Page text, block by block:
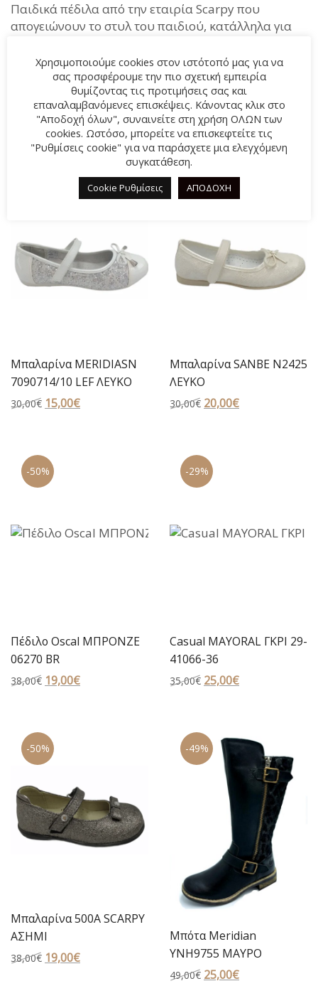
Παιδικά πέδιλα από την εταιρία Scarpy που
απογειώνουν το στυλ του παιδιού, κατάλληλα για
Summer collection 2024
ΣΧΕΤΙΚΆ ΠΡΟΪΌΝΤΑ
Μπαλαρίνα MERIDIASN
7090714/10 LEF ΛΕΥΚΟ
30,00€ Original
30,00€.
15,00€Η
-33%
Μπαλαρίνα SANBE N2425
ΛΕΥΚΟ
30,00€ Original
30,00€.
20,00€Η
-50%
Πέδιλο Oscal ΜΠΡΟΝΖΕ
06270 BR
38,00€ Original
38,00€.
19,00€Η
-29%
Casual MAYORAL ΓΚΡΙ 29-
41066-36
35,00€ Original
35,00€.
25,00€Η
25,00€.
-50%
Μπαλαρίνα 500Α SCARPY
ΑΣΗΜΙ
38,00€ Original
19,00€Η
-49%
Μπότα Meridian
YNH9755 ΜΑΥΡΟ
49,00€ Original
25,00€Η
Χρησιμοποιούμε cookies στον ιστότοπό μας για να
σας προσφέρουμε την πιο σχετική εμπειρία
θυμίζοντας τις προτιμήσεις σας και
επαναλαμβανόμενες επισκέψεις. Κάνοντας κλικ στο
"Αποδοχή όλων", συναινείτε στη χρήση ΟΛΩΝ των
cookies. Ωστόσο, μπορείτε να επισκεφτείτε τις
"Ρυθμίσεις cookie" για να παράσχετε μια ελεγχόμενη
συγκατάθεση.
Cookie Ρυθμίσεις ΑΠΟΔΟΧΗ